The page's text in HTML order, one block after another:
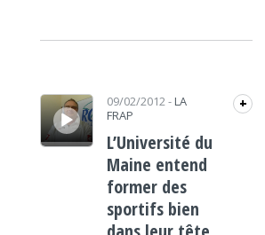
Lecteur audio 09/02/2012- LA
FRAP
+
L’Université du
Maine entend
former des
sportifs bien